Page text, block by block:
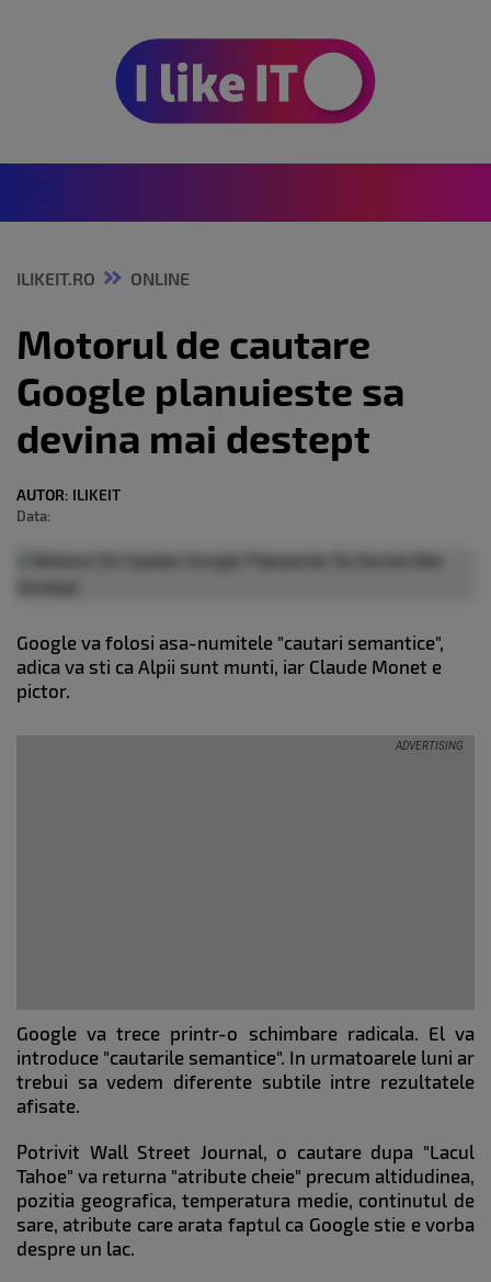
ILIKEIT.RO ONLINE
Motorul de cautare
Google planuieste sa
devina mai destept
AUTOR: ILIKEIT
Data:
Google va folosi asa-numitele "cautari semantice",
adica va sti ca Alpii sunt munti, iar Claude Monet e
pictor.
Google va trece printr-o schimbare radicala. El va
introduce "cautarile semantice". In urmatoarele luni ar
trebui sa vedem diferente subtile intre rezultatele
afisate.
Potrivit Wall Street Journal, o cautare dupa "Lacul
Tahoe" va returna "atribute cheie" precum altidudinea,
pozitia geografica, temperatura medie, continutul de
sare, atribute care arata faptul ca Google stie e vorba
despre un lac.